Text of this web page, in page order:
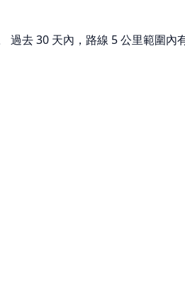
去 30 天內，路線 5 公里範圍內